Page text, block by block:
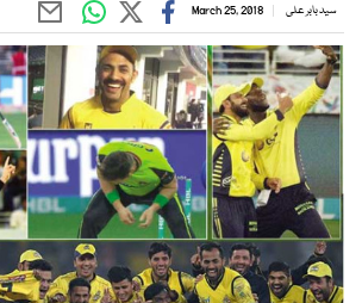
سید بابر علی March 25, 2018